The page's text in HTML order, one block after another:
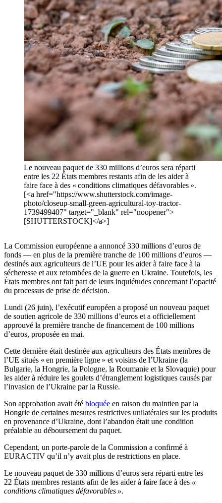
Le nouveau paquet de 330 millions d’euros sera réparti
entre les 22 États membres restants afin de les aider à
faire face à des « conditions climatiques défavorables ».
[<a href="https://www.shutterstock.com/image-
photo/closeup-small-green-agricultural-toy-tractor-
1739499407" target="_blank" rel="noopener">
[SHUTTERSTOCK]</a>]
La Commission européenne a annoncé 330 millions d’euros de
fonds — en plus de la première tranche de 100 millions d’euros —
destinés aux agriculteurs de l’UE pour les aider à faire face à la
sécheresse et aux retombées de la guerre en Ukraine. Toutefois, les
États membres ont fait part de leurs inquiétudes concernant l’opacité
du processus de prise de décision.
Lundi (26 juin), l’exécutif européen a proposé un nouveau paquet
de soutien agricole de 330 millions d’euros et a officiellement
approuvé la première tranche de financement de 100 millions
d’euros, proposée en mai.
Cette dernière était destinée aux agriculteurs des États membres de
l’UE situés « en première ligne » et voisins de l’Ukraine (la
Bulgarie, la Hongrie, la Pologne, la Roumanie et la Slovaquie) pour
les aider à réduire les goulets d’étranglement logistiques causés par
l’invasion de l’Ukraine par la Russie.
Son approbation avait été bloquée en raison du maintien par la
Hongrie de certaines mesures restrictives unilatérales sur les produits
en provenance d’Ukraine, dont l’abandon était une condition
préalable au déboursement du paquet.
Cependant, un porte-parole de la Commission a confirmé à
EURACTIV qu’il n’y avait plus de restrictions en place.
Le nouveau paquet de 330 millions d’euros sera réparti entre les
22 États membres restants afin de les aider à faire face à des «
conditions climatiques défavorables ».